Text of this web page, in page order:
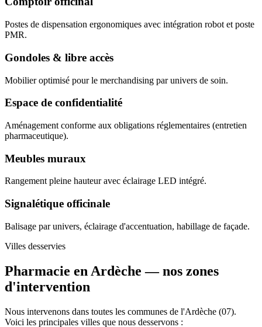
Postes de dispensation ergonomiques avec intégration robot et poste
PMR.
Gondoles & libre accès
Mobilier optimisé pour le merchandising par univers de soin.
Espace de confidentialité
Aménagement conforme aux obligations réglementaires (entretien
pharmaceutique).
Meubles muraux
Rangement pleine hauteur avec éclairage LED intégré.
Signalétique officinale
Balisage par univers, éclairage d'accentuation, habillage de façade.
Villes desservies
Pharmacie en Ardèche —nos zones
d'intervention
Nous intervenons dans toutes les communes de l'Ardèche (07).
Voici les principales villes que nous desservons :